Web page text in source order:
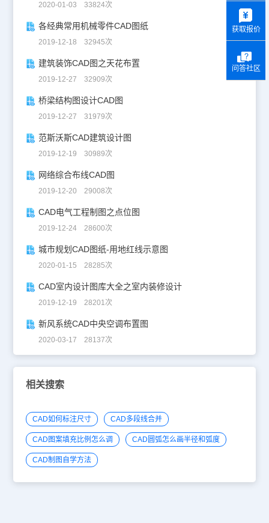
2020-01-03 33824次
各经典常用机械零件CAD图纸
2019-12-18 32945次
建筑装饰CAD图之天花布置
2019-12-27 32909次
桥梁结构图设计CAD图
2019-12-27 31979次
范斯沃斯CAD建筑设计图
2019-12-19 30989次
网络综合布线CAD图
2019-12-20 29008次
CAD电气工程制图之点位图
2019-12-24 28600次
城市规划CAD图纸-用地红线示意图
2020-01-15 28285次
CAD室内设计图库大全之室内装修设计
2019-12-19 28201次
新风系统CAD中央空调布置图
2020-03-17 28137次
相关搜索
CAD如何标注尺寸 CAD多段线合并
CAD图案填充比例怎么调 CAD圆弧怎么画半径和弧度
CAD制图自学方法
获取报价
问答社区